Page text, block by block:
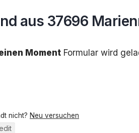
aus 37696
Moment Formular wird
nicht? Neu versuchen